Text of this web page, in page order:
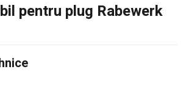
pentru plug Rabewerk